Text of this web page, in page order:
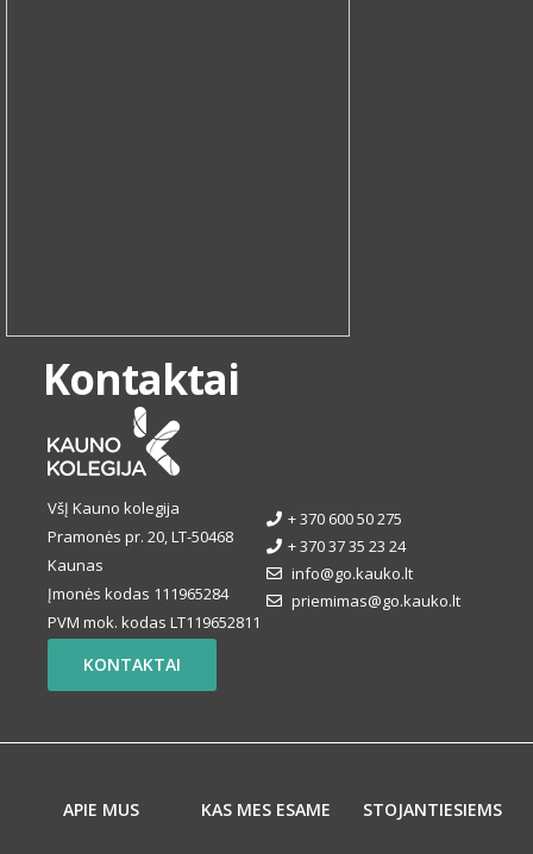
Kontaktai
VšĮ Kauno kolegija
Pramonės pr. 20, LT-50468
Kaunas
Įmonės kodas 111965284
PVM mok. kodas LT119652811
+ 370 600 50 275
+ 370 37 35 23 24
info@go.kauko.lt
priemimas@go.kauko.lt
KONTAKTAI
APIE MUS KAS MES ESAME STOJANTIESIEMS